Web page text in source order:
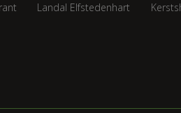
Landal Elfstedenhart